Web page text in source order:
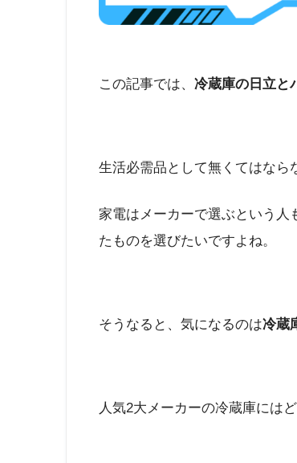
この記事では、 冷蔵庫の日立と
生活必需品として無くてはなら
家電はメーカーで選ぶという人
たものを選びたいですよね。
そうなると、気になるのは冷蔵
人気2大メーカーの冷蔵庫には